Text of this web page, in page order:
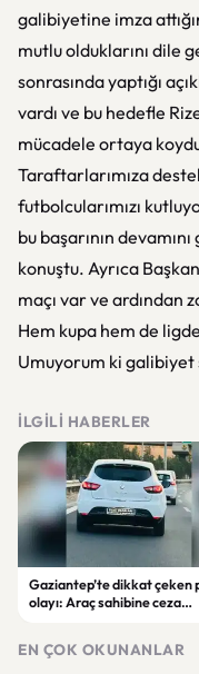
galibiyetine imza
mutlu olduklarını dile
sonrasında yaptığı
vardı ve bu hedefle
mücadele ortaya
Taraftarlarımıza
futbolcularımızı
bu başarının
konuştu. Ayrıca
maçı var ve ardından
Hem kupa hem de
Umuyorum ki
İLGILI HABERLER
Gaziantep’te dikkat çeken
olayı: Araç sahibine ceza
EN ÇOK OKUNANLAR